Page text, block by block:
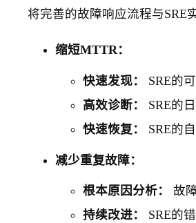
将完善的故障响应流程与SRE
缩短MTTR：
快速发现：
SRE的
高效诊断：
SRE的
快速恢复：
SRE的
减少重复故障：
根本原因分析：
故
持续改进：
SRE的